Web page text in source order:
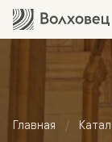
Главная